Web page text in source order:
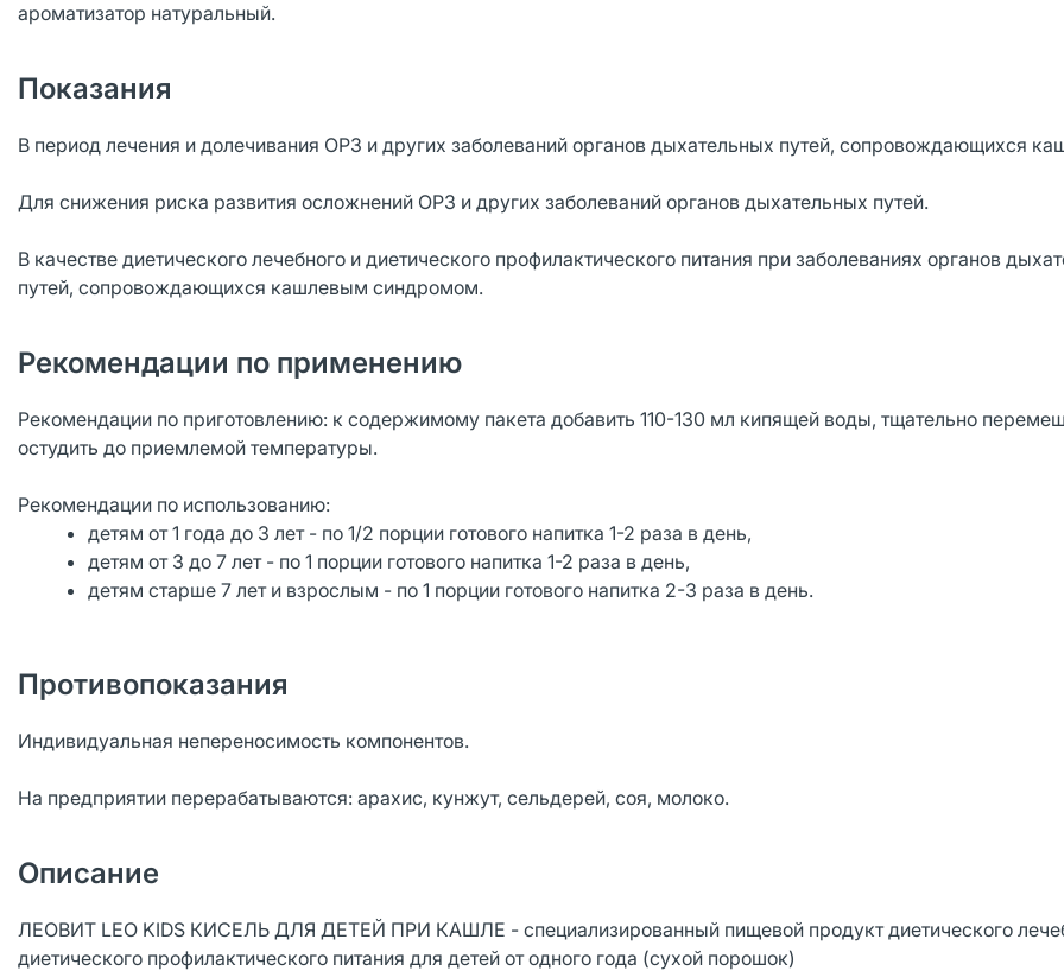
ароматизатор натуральный.
Показания
В период лечения и долечивания ОРЗ и других заболеваний органов дыхательных путей, сопровождающихся
Для снижения риска развития осложнений ОРЗ и других заболеваний органов дыхательных путей.
В качестве диетического лечебного и диетического профилактического питания при заболеваниях органов
путей, сопровождающихся кашлевым синдромом.
Рекомендации по применению
Рекомендации по приготовлению: к содержимому пакета добавить 110-130 мл кипящей воды, тщательно
остудить до приемлемой температуры.
Рекомендации по использованию:
детям от 1 года до 3 лет - по 1/2 порции готового напитка 1-2 раза в день,
детям от 3 до 7 лет - по 1 порции готового напитка 1-2 раза в день,
детям старше 7 лет и взрослым - по 1 порции готового напитка 2-3 раза в день.
Противопоказания
Индивидуальная непереносимость компонентов.
На предприятии перерабатываются: арахис, кунжут, сельдерей, соя, молоко.
Описание
ЛЕОВИТ LEO KIDS КИСЕЛЬ ДЛЯ ДЕТЕЙ ПРИ КАШЛЕ - специализированный пищевой продукт диетического
диетического профилактического питания для детей от одного года (сухой порошок)